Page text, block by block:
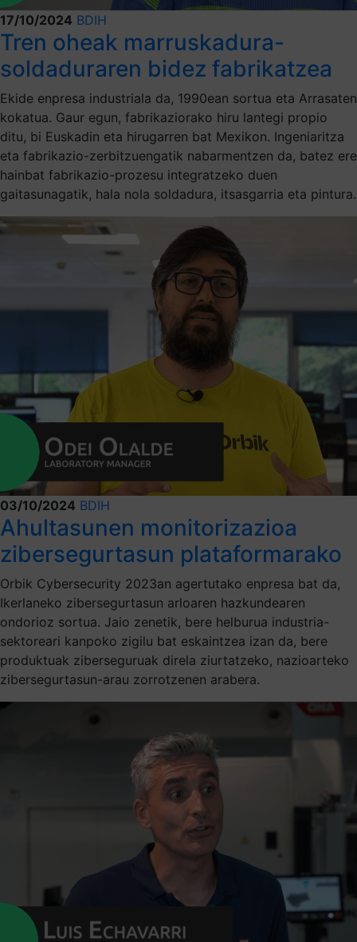
17/10/2024 BDIH
Tren oheak marruskadura-
soldaduraren bidez fabrikatzea
Ekide enpresa industriala da, 1990ean sortua eta Arrasaten
kokatua. Gaur egun, fabrikaziorako hiru lantegi propio
ditu, bi Euskadin eta hirugarren bat Mexikon. Ingeniaritza
eta fabrikazio-zerbitzuengatik nabarmentzen da, batez ere
hainbat fabrikazio-prozesu integratzeko duen
gaitasunagatik, hala nola soldadura, itsasgarria eta pintura.
03/10/2024 BDIH
Ahultasunen monitorizazioa
zibersegurtasun plataformarako
Orbik Cybersecurity 2023an agertutako enpresa bat da,
Ikerlaneko zibersegurtasun arloaren hazkundearen
ondorioz sortua. Jaio zenetik, bere helburua industria-
sektoreari kanpoko zigilu bat eskaintzea izan da, bere
produktuak ziberseguruak direla ziurtatzeko, nazioarteko
zibersegurtasun-arau zorrotzenen arabera.